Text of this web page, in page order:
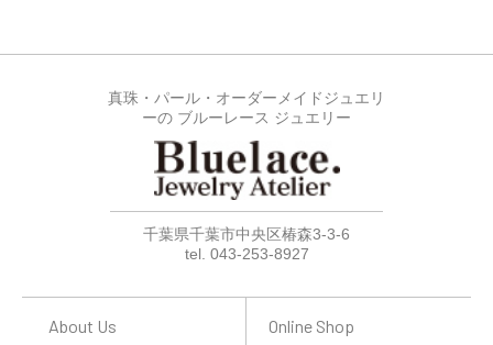
真珠・パール・オーダーメイドジュエリ
ーの ブルーレース ジュエリー
千葉県千葉市中央区椿森3-3-6
tel. 043-253-8927
About Us Online Shop